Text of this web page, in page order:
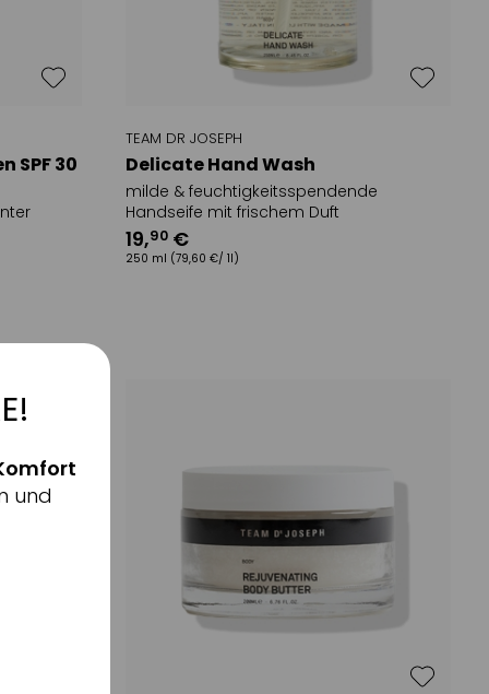
SPF 30
TEAM DR JOSEPH
Delicate Hand Wash
milde & feuchtigkeitsspendende
Handseife mit frischem Duft
19,90 €
250 ml (79,60 €/ 1l)
und